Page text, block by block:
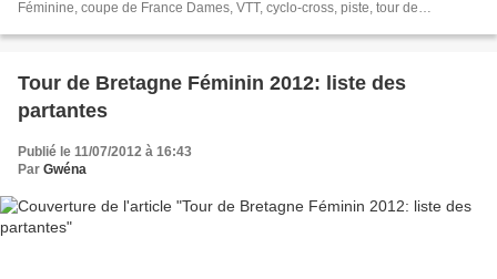
Féminine, coupe de France Dames, VTT, cyclo-cross, piste, tour de
Tour de Bretagne Féminin 2012: liste des
partantes
Publié le 11/07/2012 à 16:43
Par Gwéna